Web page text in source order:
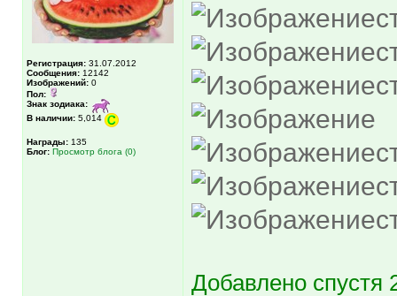
Регистрация: 31.07.2012
Сообщения: 12142
Изображений: 0
Пол:
Знак зодиака:
В наличии: 5,014
Награды: 135
Блог: Просмотр блога (0)
Добавлено спустя